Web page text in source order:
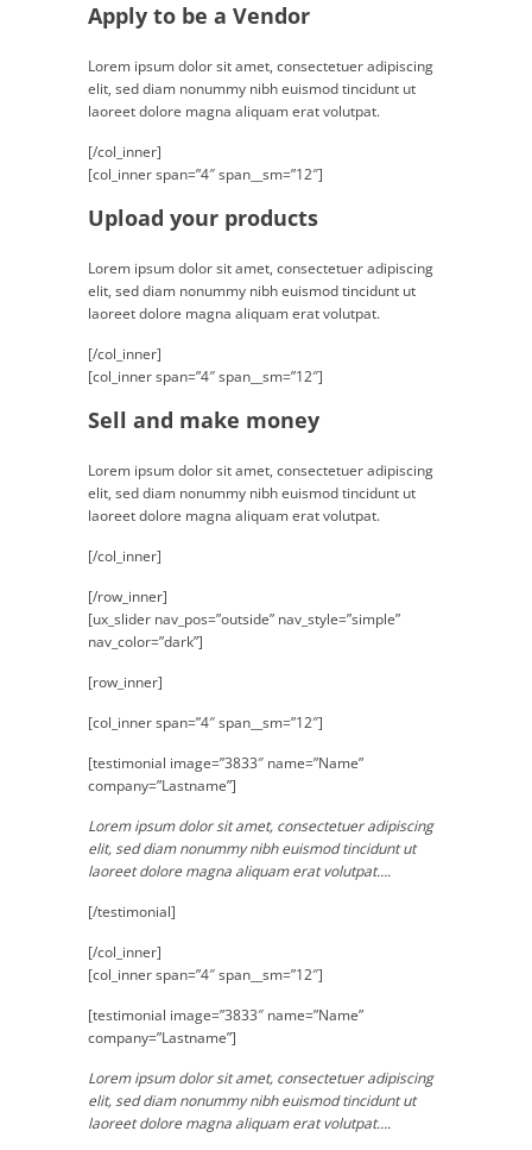
Apply to be a Vendor
Lorem ipsum dolor sit amet, consectetuer adipiscing
elit, sed diam nonummy nibh euismod tincidunt ut
laoreet dolore magna aliquam erat volutpat.
[/col_inner]
[col_inner span=”4″ span__sm=”12″]
Upload your products
Lorem ipsum dolor sit amet, consectetuer adipiscing
elit, sed diam nonummy nibh euismod tincidunt ut
laoreet dolore magna aliquam erat volutpat.
[/col_inner]
[col_inner span=”4″ span__sm=”12″]
Sell and make money
Lorem ipsum dolor sit amet, consectetuer adipiscing
elit, sed diam nonummy nibh euismod tincidunt ut
laoreet dolore magna aliquam erat volutpat.
[/col_inner]
[/row_inner]
[ux_slider nav_pos=”outside” nav_style=”simple”
nav_color=”dark”]
[row_inner]
[col_inner span=”4″ span__sm=”12″]
[testimonial image=”3833″ name=”Name”
company=”Lastname”]
Lorem ipsum dolor sit amet, consectetuer adipiscing
elit, sed diam nonummy nibh euismod tincidunt ut
laoreet dolore magna aliquam erat volutpat….
[/testimonial]
[/col_inner]
[col_inner span=”4″ span__sm=”12″]
[testimonial image=”3833″ name=”Name”
company=”Lastname”]
Lorem ipsum dolor sit amet, consectetuer adipiscing
elit, sed diam nonummy nibh euismod tincidunt ut
laoreet dolore magna aliquam erat volutpat….